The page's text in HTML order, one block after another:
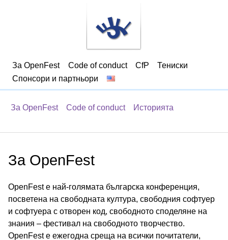
За OpenFest Code of conduct CfP
Тениски
Спонсори и партньори
За OpenFest Code of conduct Историята
За OpenFest
OpenFest e най-голямата българска конференция,
посветена на свободната култура, свободния софтуер
и софтуера с отворен код, свободното споделяне на
знания – фестивал на свободното творчество.
OpenFest е ежегодна среща на всички почитатели,